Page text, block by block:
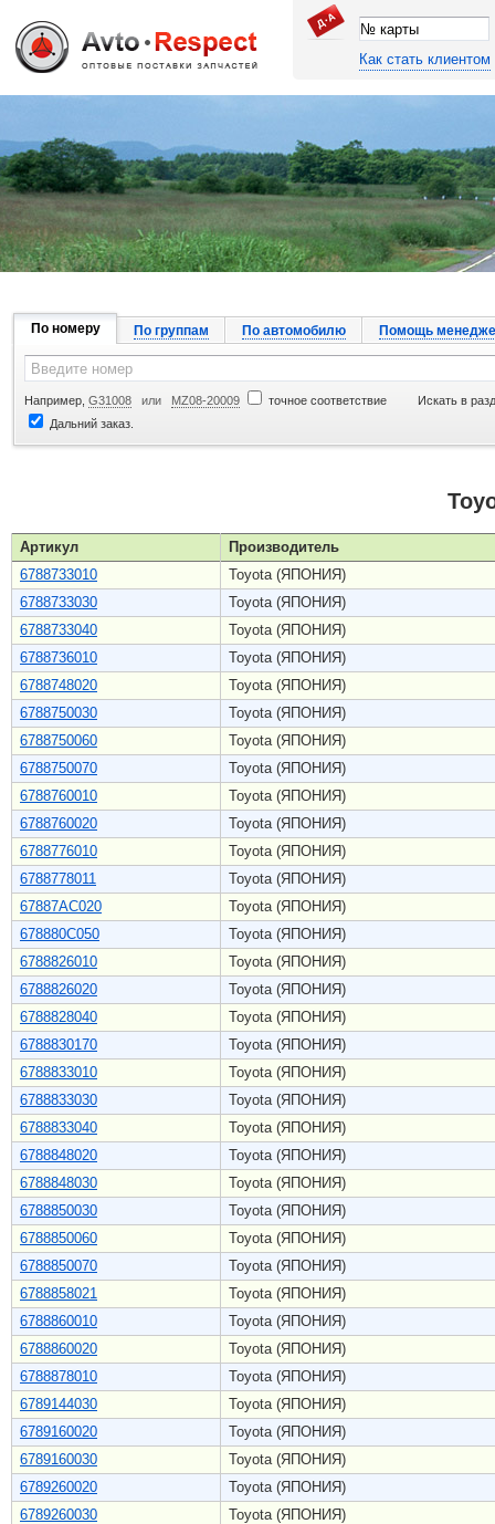
Джапан Авто
Как стать клиентом
По номеру По группам По автомобилю Помощь
Например, G31008 или MZ08-20009 точное соответствие
Искать в
Дальний заказ.
Артикул
Производитель
6788733010
Toyota (ЯПОНИЯ)
6788733030
Toyota (ЯПОНИЯ)
6788733040
Toyota (ЯПОНИЯ)
6788736010
Toyota (ЯПОНИЯ)
6788748020
Toyota (ЯПОНИЯ)
6788750030
Toyota (ЯПОНИЯ)
6788750060
Toyota (ЯПОНИЯ)
6788750070
Toyota (ЯПОНИЯ)
6788760010
Toyota (ЯПОНИЯ)
6788760020
Toyota (ЯПОНИЯ)
6788776010
Toyota (ЯПОНИЯ)
6788778011
Toyota (ЯПОНИЯ)
67887AC020
Toyota (ЯПОНИЯ)
678880C050
Toyota (ЯПОНИЯ)
6788826010
Toyota (ЯПОНИЯ)
6788826020
Toyota (ЯПОНИЯ)
6788828040
Toyota (ЯПОНИЯ)
6788830170
Toyota (ЯПОНИЯ)
6788833010
Toyota (ЯПОНИЯ)
6788833030
Toyota (ЯПОНИЯ)
6788833040
Toyota (ЯПОНИЯ)
6788848020
Toyota (ЯПОНИЯ)
6788848030
Toyota (ЯПОНИЯ)
6788850030
Toyota (ЯПОНИЯ)
6788850060
Toyota (ЯПОНИЯ)
6788850070
Toyota (ЯПОНИЯ)
6788858021
Toyota (ЯПОНИЯ)
6788860010
Toyota (ЯПОНИЯ)
6788860020
Toyota (ЯПОНИЯ)
6788878010
Toyota (ЯПОНИЯ)
6789144030
Toyota (ЯПОНИЯ)
6789160020
Toyota (ЯПОНИЯ)
6789160030
Toyota (ЯПОНИЯ)
6789260020
Toyota (ЯПОНИЯ)
6789260030
Toyota (ЯПОНИЯ)